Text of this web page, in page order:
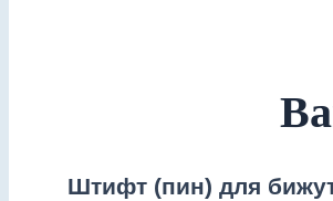
Штифт (пин) для